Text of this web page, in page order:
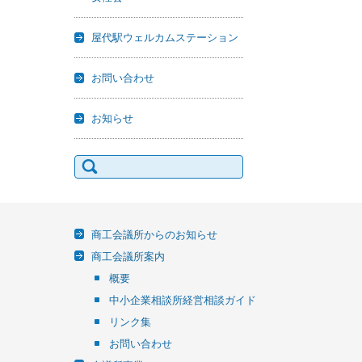
屋代駅ウェルカムステーション
お問い合わせ
お知らせ
検
索:
商工会議所からのお知らせ
商工会議所案内
概要
中小企業相談所経営相談ガイド
リンク集
お問い合わせ